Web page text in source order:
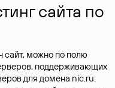
сайта по
сайт, можно по полю
поддерживающих
для домена nic.ru: